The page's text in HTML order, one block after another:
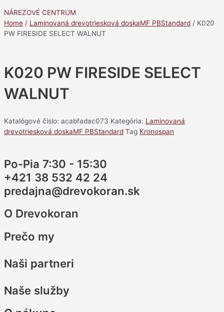
NÁREZOVÉ CENTRUM
Home / Laminovaná drevotriesková doskaMF PBStandard / K020
PW FIRESIDE SELECT WALNUT
K020 PW FIRESIDE SELECT
WALNUT
Katalógové číslo: acabfadac073 Kategória: Laminovaná
drevotriesková doskaMF PBStandard Tag Kronospan
Po-Pia 7:30 - 15:30
+421 38 532 42 24
predajna@drevokoran.sk
O Drevokoran
Prečo my
Naši partneri
Naše služby